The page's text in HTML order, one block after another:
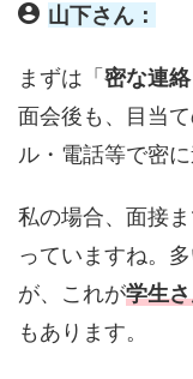
山下さん：
まずは「 密な連
面会後も、目当
ル・電話等で密
私の場合、面接
っていますね。
が、これが学生
もあります。